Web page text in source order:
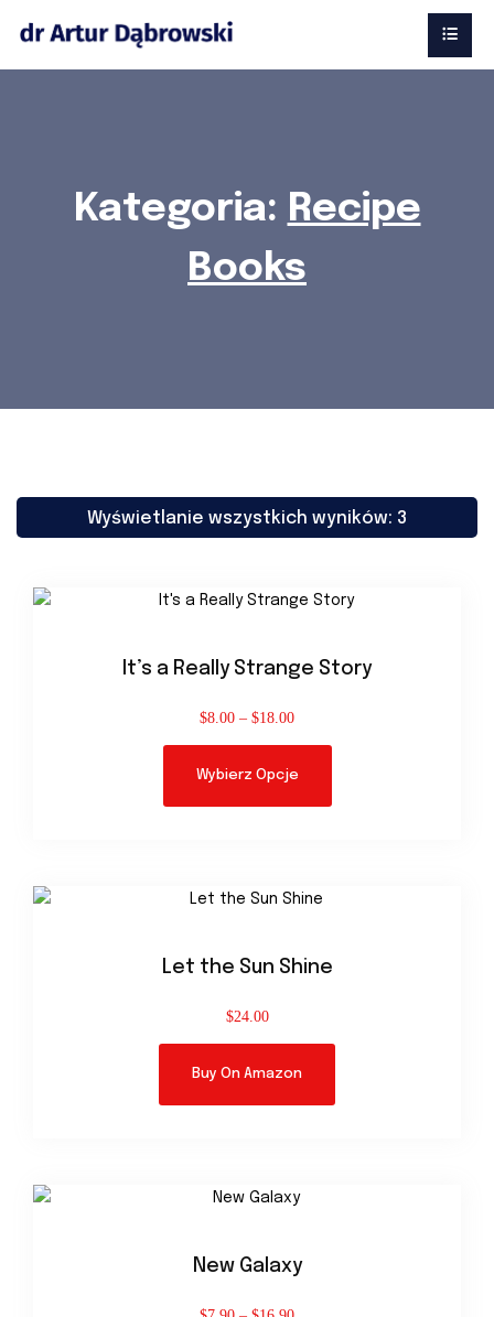
Kategoria: Recipe
Books
Wyświetlanie wszystkich wyników: 3
It’s a Really Strange Story
$8.00 – $18.00
Wybierz Opcje
Let the Sun Shine
$24.00
Buy On Amazon
New Galaxy